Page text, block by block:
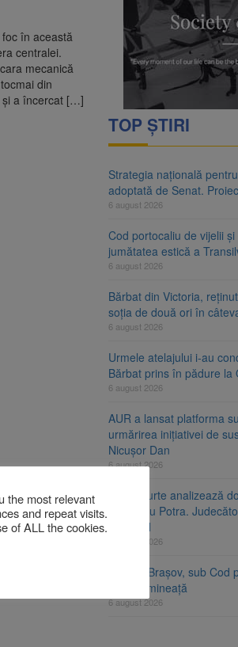
Potra. Judecătorii decid dacă începe
de Senat. Proiectul merge la
în această
centralei.
mecanică
din
și a încercat […]
TOP ȘTIRI
Strategia națională
adoptată de Senat.
6 august 2026
Cod portocaliu de vijelii
jumătatea estică a
6 august 2026
Bărbat din Victoria,
soția de două ori în
6 august 2026
Urmele atelajului i-au
Bărbat prins în pădure la
6 august 2026
AUR a lansat platforma
urmărirea inițiativei de
Nicușor Dan
6 august 2026
Înalta Curte analizează
și Horațiu Potra.
procesul
6 august 2026
Județul Brașov, sub
vineri dimineață
6 august 2026
the most relevant
and repeat visits.
of ALL the cookies.